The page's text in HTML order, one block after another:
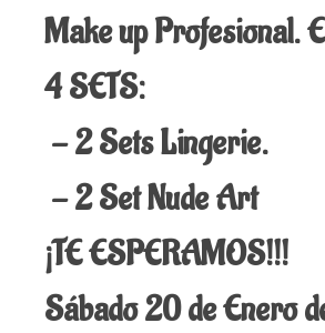
Make up
4 SETS:
- 2 Sets Lingerie.
- 2 Set Nude Art
¡TE ESPERAMOS!!!
Sábado 20 de Enero